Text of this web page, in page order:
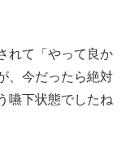
れて「やって良か
、今だったら絶対
嚥下状態でしたね